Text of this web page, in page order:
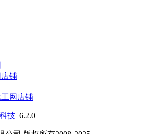
铺
网店铺
技 6.2.0